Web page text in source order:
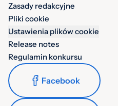
Zasady redakcyjne
Pliki cookie
Ustawienia plików cookie
Release notes
Regulamin konkursu
Facebook